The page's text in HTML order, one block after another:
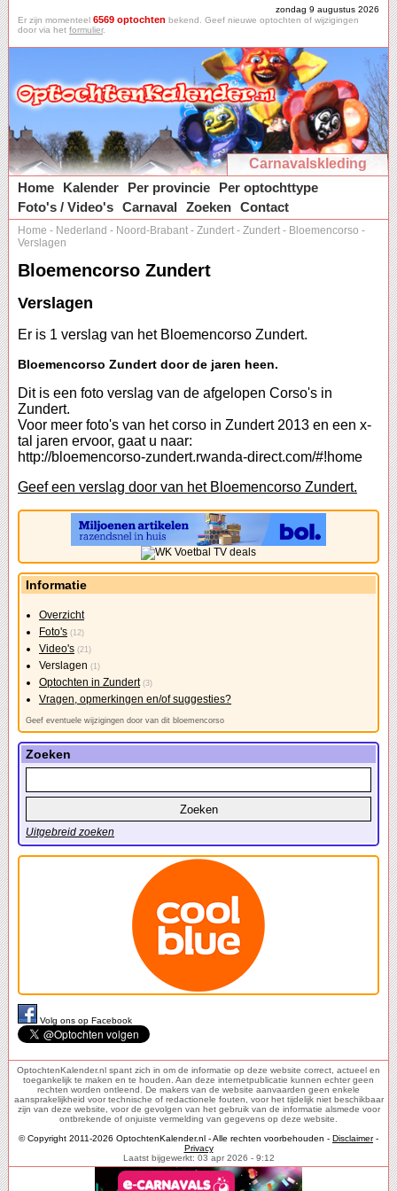
zondag 9 augustus 2026
Er zijn momenteel 6569 optochten bekend. Geef nieuwe optochten of wijzigingen
door via het formulier.
Carnavalskleding
Home
Kalender Per provincie
Per optochttype
Foto's / Video's Carnaval Zoeken Contact
Home - Nederland - Noord-Brabant - Zundert - Zundert - Bloemencorso -
Verslagen
Bloemencorso Zundert
Verslagen
Er is 1 verslag van het Bloemencorso Zundert.
Bloemencorso Zundert door de jaren heen.
Dit is een foto verslag van de afgelopen Corso's in
Zundert.
Voor meer foto's van het corso in Zundert 2013 en een x-
tal jaren ervoor, gaat u naar:
http://bloemencorso-zundert.rwanda-direct.com/#!home
Geef een verslag door van het Bloemencorso Zundert.
Informatie
Overzicht
Foto's (12)
Video's (21)
Verslagen (1)
Optochten in Zundert (3)
Vragen, opmerkingen en/of suggesties?
Geef eventuele wijzigingen door van dit bloemencorso
Zoeken
Uitgebreid zoeken
Volg ons op Facebook
OptochtenKalender.nl spant zich in om de informatie op deze website correct, actueel en
toegankelijk te maken en te houden. Aan deze internetpublicatie kunnen echter geen
rechten worden ontleend. De makers van de website aanvaarden geen enkele
aansprakelijkheid voor technische of redactionele fouten, voor het tijdelijk niet beschikbaar
zijn van deze website, voor de gevolgen van het gebruik van de informatie alsmede voor
ontbrekende of onjuiste vermelding van gegevens op deze website.
© Copyright 2011-2026 OptochtenKalender.nl - Alle rechten voorbehouden - Disclaimer-
Privacy
Laatst bijgewerkt: 03 apr 2026 - 9:12